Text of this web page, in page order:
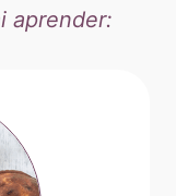
aprender: